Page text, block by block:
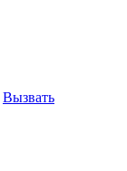
Вызвать